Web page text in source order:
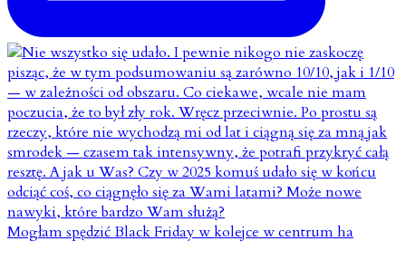
Mogłam spędzić Black Friday w kolejce w centrum ha